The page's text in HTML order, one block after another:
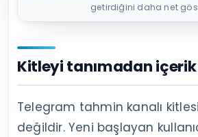
getirdiğini daha net
Kitleyi tanımadan
Telegram tahmin kanalı
değildir. Yeni başlayan